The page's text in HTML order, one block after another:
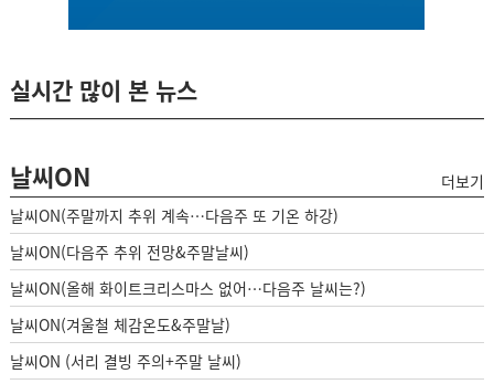
실시간 많이 본 뉴스
날씨ON
더보기
날씨ON(주말까지 추위 계속…다음주 또 기온 하강)
날씨ON(다음주 추위 전망&주말날씨)
날씨ON(올해 화이트크리스마스 없어…다음주 날씨는?)
날씨ON(겨울철 체감온도&주말날)
날씨ON (서리 결빙 주의+주말 날씨)